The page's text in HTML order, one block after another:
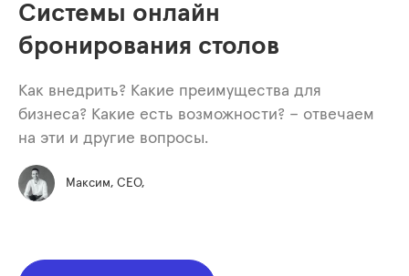
Системы онлайн
бронирования столов
Как внедрить? Какие преимущества для
бизнеса? Какие есть возможности? – отвечаем
на эти и другие вопросы.
Максим, СЕО,